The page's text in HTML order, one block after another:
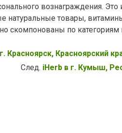
вознаграждения.
натуральные товары,
скомпонованы по категориям
Красноярск, Красноярский
След. iHerb в г. Кумыш,